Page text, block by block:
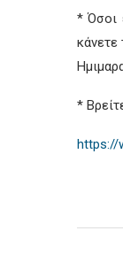
* Όσοι
*
https://